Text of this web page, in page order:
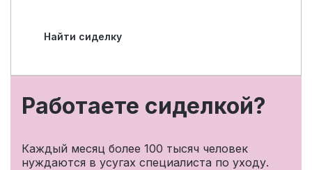
Найти сиделку
Работаете сиделкой?
Каждый месяц более 100 тысяч человек
нуждаются в усугах специалиста по уходу.